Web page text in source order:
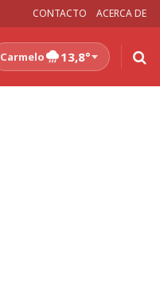
CONTACTO ACERCA DE
Carmelo 13,8°